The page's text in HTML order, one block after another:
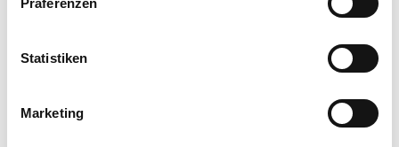
Präferenzen
Statistiken
Marketing
Schnelle Verfügbarkeit